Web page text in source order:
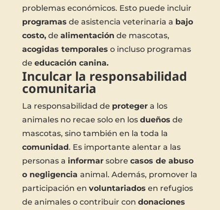
problemas económicos. Esto puede incluir
programas de asistencia veterinaria a bajo
costo,de alimentación de mascotas,
acogidas temporales o incluso programas
de educación canina.
Inculcar la responsabilidad
comunitaria
La responsabilidad de protegera los
animales no recae solo en los dueños de
mascotas, sino también en la toda la
comunidad. Es importante alentar a las
personas a informarsobre casos de abuso
o negligencia animal. Además, promover la
participación en voluntariados en refugios
de animales o contribuir con donaciones